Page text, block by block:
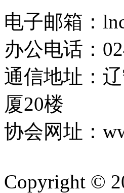
电子邮箱：
办公电话：
通信地址：
厦20楼
协会网址：
Copyright ©